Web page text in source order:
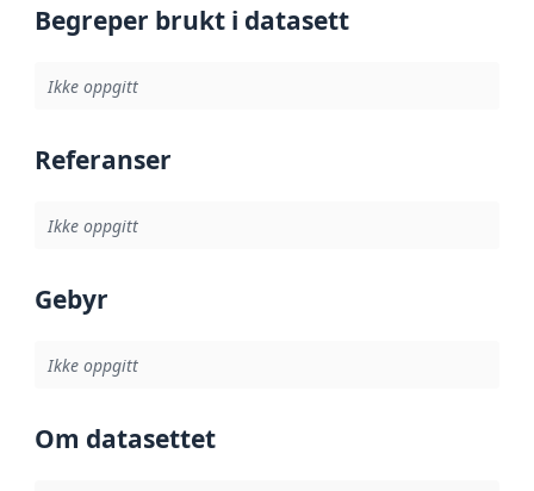
Begreper brukt i datasett
Ikke oppgitt
Referanser
Ikke oppgitt
Gebyr
Ikke oppgitt
Om datasettet